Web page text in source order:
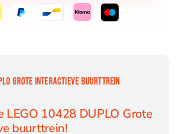
GROTE INTERACTIEVE BUURTTREIN
LEGO 10428 DUPLO Grote
buurttrein!